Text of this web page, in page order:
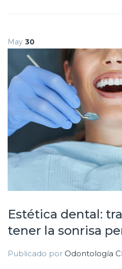
May 30
Estética dental:
tener la sonrisa
Publicado por Odontología